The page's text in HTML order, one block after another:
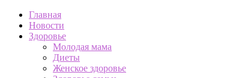
Главная
Новости
Здоровье
Молодая мама
Диеты
Женское здоровье